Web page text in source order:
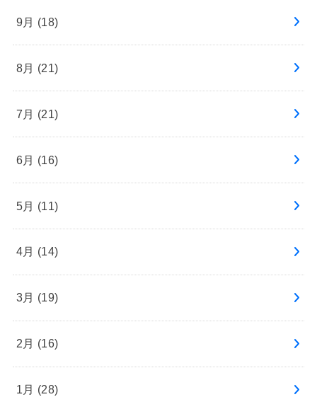
9月 (18)
8月 (21)
7月 (21)
6月 (16)
5月 (11)
4月 (14)
3月 (19)
2月 (16)
1月 (28)